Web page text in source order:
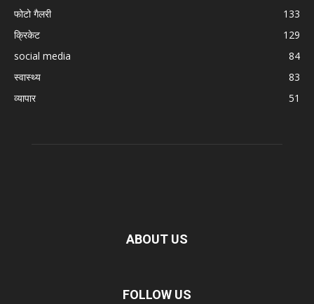
फोटो गैलरी
133
क्रिकेट
129
social media
84
स्वास्थ्य
83
व्यापार
51
ABOUT US
FOLLOW US